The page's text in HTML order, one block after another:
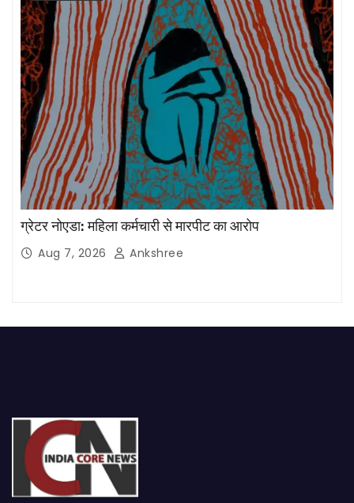
ग्रेटर नोएडा: महिला कर्मचारी से मारपीट का आरोप
Aug 7, 2026 Ankshree